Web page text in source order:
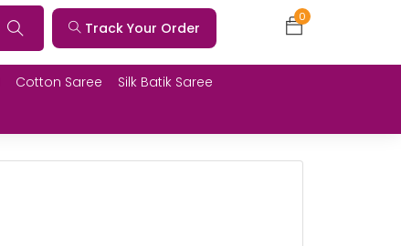
Track Your Order
0
Cotton Saree
Silk Batik Saree